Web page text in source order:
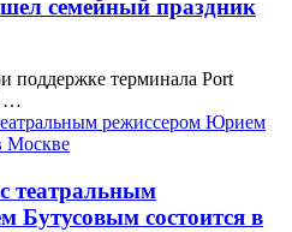
семейный праздник
поддержке терминала Port
…
театральным
Бутусовым состоится в